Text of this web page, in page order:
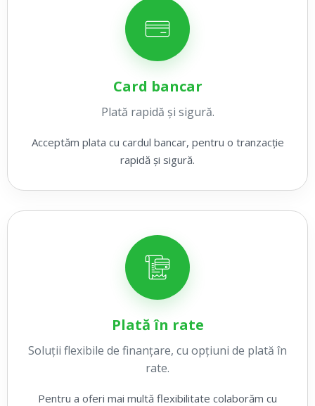
Card bancar
Plată rapidă și sigură.
Acceptăm plata cu cardul bancar, pentru o tranzacție
rapidă și sigură.
Plată în rate
Soluții flexibile de finanțare, cu opțiuni de plată în
rate.
Pentru a oferi mai multă flexibilitate colaborăm cu